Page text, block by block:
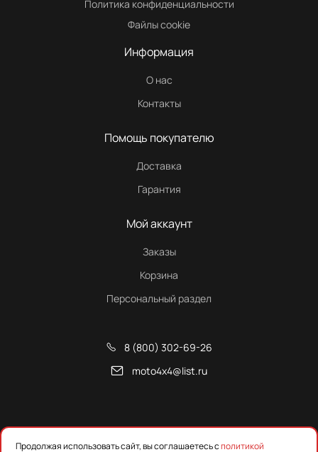
Политика конфиденциальности
Файлы cookie
Информация
О нас
Контакты
Помощь покупателю
Доставка
Гарантия
Мой аккаунт
Заказы
Корзина
Персональный раздел
8 (800) 302-69-26
moto4x4@list.ru
Снегоходы, квадроциклы и запчасти от Русской Механики
Продолжая использовать сайт, вы соглашаетесь сполитикой